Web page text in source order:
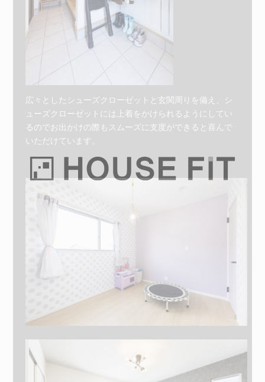
広々としたシューズクローゼットと玄関周りを備え、シ
ューズクローゼットには上着をかけられるようにしてい
るのでお出かけの際もスムーズに支度ができると喜んで
いただけています。